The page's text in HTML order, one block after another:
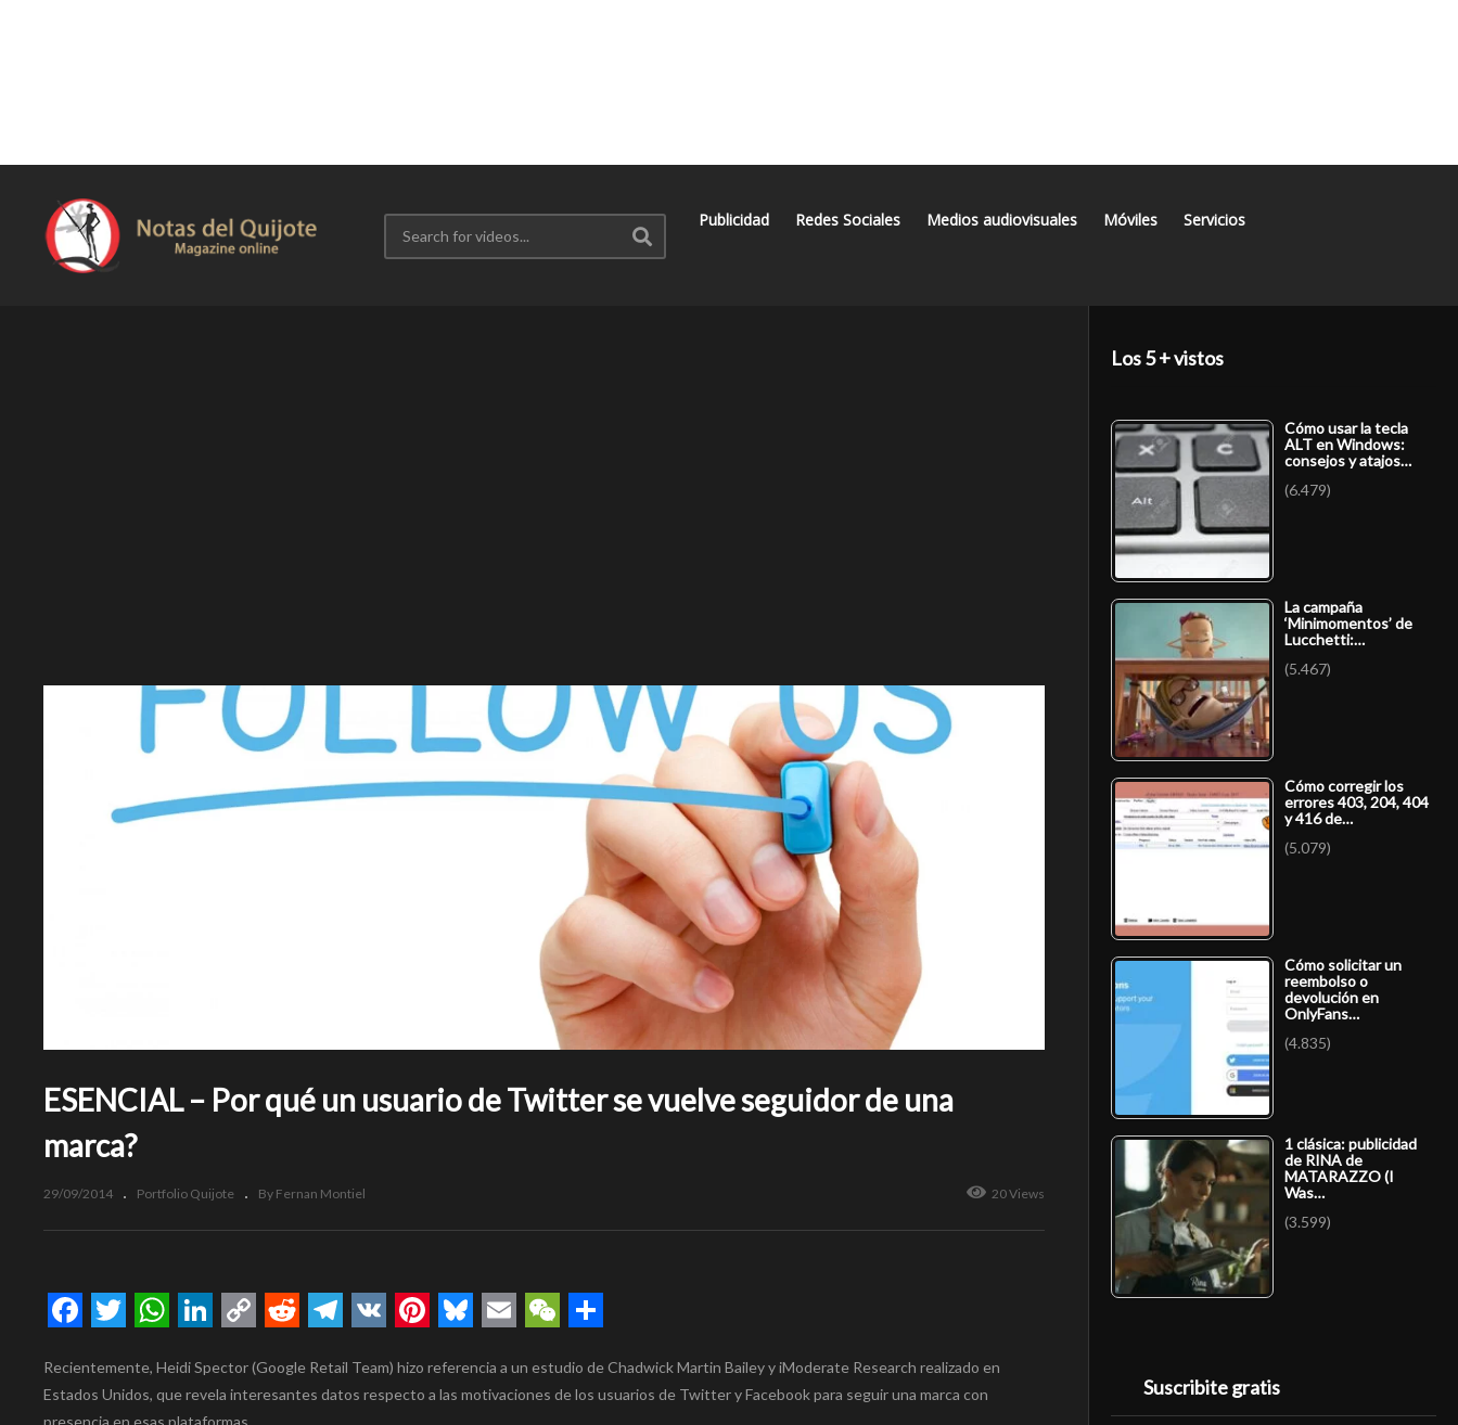
Publicidad Redes Sociales Medios audiovisuales Móviles Servicios
ESENCIAL – Por qué un usuario de Twitter se vuelve seguidor de una
marca?
29/09/2014 Portfolio Quijote By Fernan Montiel 20 Views
Link
Recientemente, Heidi Spector (Google Retail Team) hizo referencia a un estudio de Chadwick Martin Bailey y iModerate Research realizado en
Estados Unidos, que revela interesantes datos respecto a las motivaciones de los usuarios de Twitter y Facebook para seguir una marca con
Los 5 + vistos
Cómo usar la tecla
ALT en Windows:
consejos y atajos…
(6.479)
La campaña
‘Minimomentos’ de
Lucchetti:…
(5.467)
Cómo corregir los
errores 403, 204, 404
y 416 de…
(5.079)
Cómo solicitar un
reembolso o
devolución en
OnlyFans…
(4.835)
1 clásica: publicidad
de RINA de
MATARAZZO (I
Was…
(3.599)
Suscribite gratis